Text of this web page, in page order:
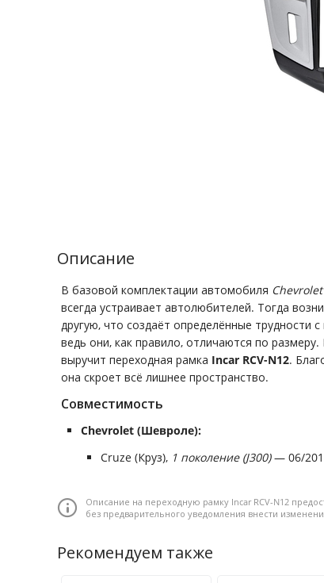
Описание
В базовой комплектации автомобиля Chevrolet
всегда устраивает автолюбителей. Тогда
другую, что создаёт определённые трудности
ведь они, как правило, отличаются по размеру.
выручит переходная рамка Incar RCV-N12.
она скроет всё лишнее пространство.
Совместимость
Chevrolet (Шевроле):
Cruze (Круз), 1 поколение (J300)— 06/
Описание на переходную рамку Incar RCV-N12
без предварительного уведомления внести
Рекомендуем также